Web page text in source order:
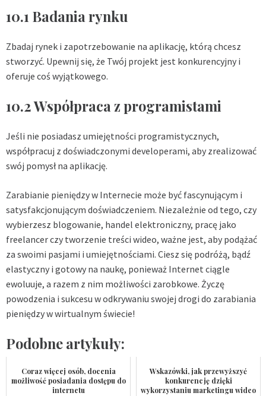
10.1 Badania rynku
Zbadaj rynek i zapotrzebowanie na aplikację, którą chcesz
stworzyć. Upewnij się, że Twój projekt jest konkurencyjny i
oferuje coś wyjątkowego.
10.2 Współpraca z programistami
Jeśli nie posiadasz umiejętności programistycznych,
współpracuj z doświadczonymi developerami, aby zrealizować
swój pomysł na aplikację.
Zarabianie pieniędzy w Internecie może być fascynującym i
satysfakcjonującym doświadczeniem. Niezależnie od tego, czy
wybierzesz blogowanie, handel elektroniczny, pracę jako
freelancer czy tworzenie treści wideo, ważne jest, aby podążać
za swoimi pasjami i umiejętnościami. Ciesz się podróżą, bądź
elastyczny i gotowy na naukę, ponieważ Internet ciągle
ewoluuje, a razem z nim możliwości zarobkowe. Życzę
powodzenia i sukcesu w odkrywaniu swojej drogi do zarabiania
pieniędzy w wirtualnym świecie!
Podobne artykuły:
Coraz więcej osób, docenia
możliwość posiadania dostępu do
internetu
Wskazówki, jak przewyższyć
konkurencję dzięki
wykorzystaniu marketingu wideo